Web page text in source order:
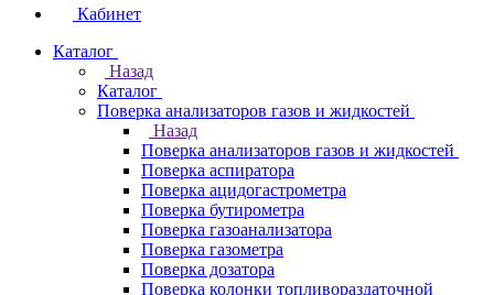
Кабинет
Каталог
Назад
Каталог
Поверка анализаторов газов и жидкостей
Назад
Поверка анализаторов газов и жидкостей
Поверка аспиратора
Поверка ацидогастрометра
Поверка бутирометра
Поверка газоанализатора
Поверка газометра
Поверка дозатора
Поверка колонки топливораздаточной